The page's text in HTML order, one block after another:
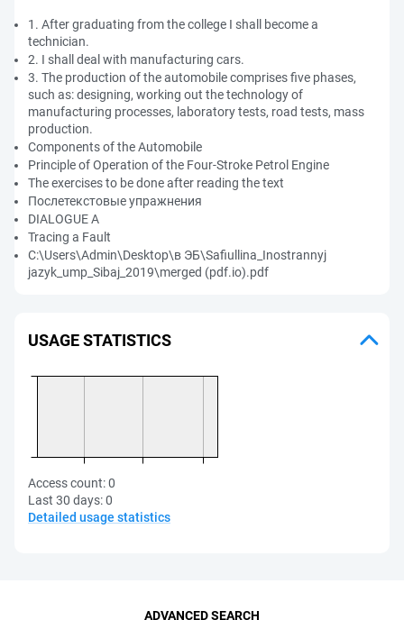
1. After graduating from the college I shall become a
technician.
2. I shall deal with manufacturing cars.
3. The production of the automobile comprises five phases,
such as: designing, working out the technology of
manufacturing processes, laboratory tests, road tests, mass
production.
Components of the Automobile
Principle of Operation of the Four-Stroke Petrol Engine
The exercises to be done after reading the text
Послетекстовые упражнения
DIALOGUE А
Tracing a Fault
C:\Users\Admin\Desktop\в ЭБ\Safiullina_Inostrannyj
jazyk_ump_Sibaj_2019\merged (pdf.io).pdf
USAGE STATISTICS
Access count:0
Last 30 days:0
Detailed usage statistics
ADVANCED SEARCH